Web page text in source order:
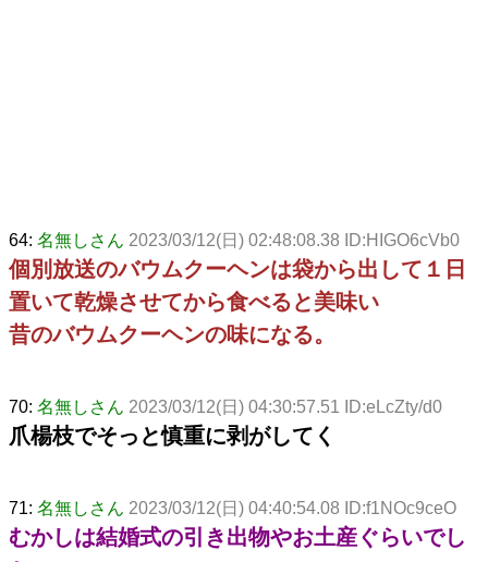
64: 名無しさん 2023/03/12(日) 02:48:08.38 ID:HIGO6cVb0
個別放送のバウムクーヘンは袋から出して１日
置いて乾燥させてから食べると美味い
昔のバウムクーヘンの味になる。
70: 名無しさん 2023/03/12(日) 04:30:57.51 ID:eLcZty/d0
爪楊枝でそっと慎重に剥がしてく
71: 名無しさん 2023/03/12(日) 04:40:54.08 ID:f1NOc9ceO
むかしは結婚式の引き出物やお土産ぐらいでし